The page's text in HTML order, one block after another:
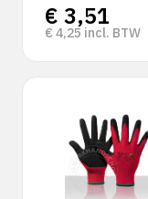
€ 3,51
€ 4,25 incl. BTW